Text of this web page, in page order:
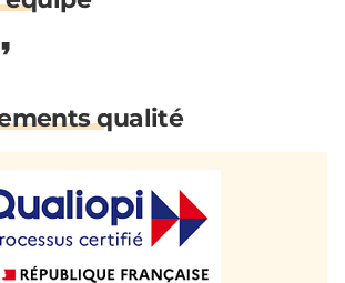
qualité